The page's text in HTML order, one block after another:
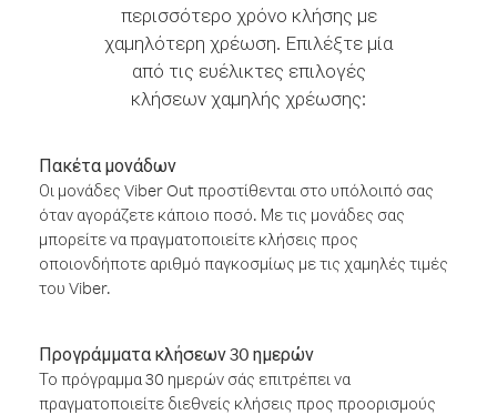
περισσότερο χρόνο κλήσης με
χαμηλότερη χρέωση. Επιλέξτε μία
από τις ευέλικτες επιλογές
κλήσεων χαμηλής χρέωσης:
Πακέτα μονάδων
Οι μονάδες Viber Out προστίθενται στο υπόλοιπό σας
όταν αγοράζετε κάποιο ποσό. Με τις μονάδες σας
μπορείτε να πραγματοποιείτε κλήσεις προς
οποιονδήποτε αριθμό παγκοσμίως με τις χαμηλές τιμές
του Viber.
Προγράμματα κλήσεων 30 ημερών
Το πρόγραμμα 30 ημερών σάς επιτρέπει να
πραγματοποιείτε διεθνείς κλήσεις προς προορισμούς